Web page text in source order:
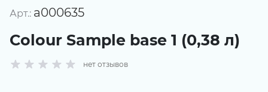
Арт.: a000635
Colour Sample base 1 (0,38 л)
нет отзывов